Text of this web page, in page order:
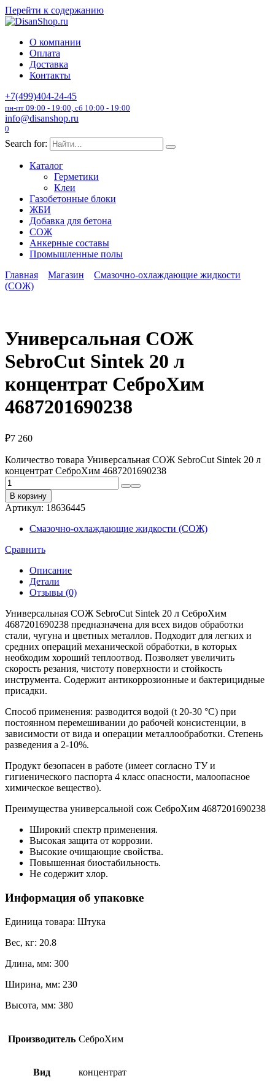
Перейти к содержанию
О компании
Оплата
Доставка
Контакты
+7(499)404-24-45
пн-пт 09:00 - 19:00, сб 10:00 - 19:00
info@disanshop.ru
0
Search for:
Каталог
Герметики
Клеи
Газобетонные блоки
ЖБИ
Добавка для бетона
СОЖ
Анкерные составы
Промышленные полы
Главная
Магазин
Смазочно-охлаждающие жидкости
(СОЖ)
Универсальная СОЖ
SebroCut Sintek 20 л
концентрат СеброХим
4687201690238
₽7 260
Количество товара Универсальная СОЖ SebroCut Sintek 20 л
концентрат СеброХим 4687201690238
В корзину
Артикул: 18636445
Смазочно-охлаждающие жидкости (СОЖ)
Сравнить
Описание
Детали
Отзывы (0)
Универсальная СОЖ SebroCut Sintek 20 л СеброХим
4687201690238 предназначена для всех видов обработки
стали, чугуна и цветных металлов. Подходит для легких и
средних операций механической обработки, в которых
необходим хороший теплоотвод. Позволяет увеличить
скорость резания, чистоту поверхности и стойкость
инструмента. Содержит антикоррозионные и бактерицидные
присадки.
Способ применения: разводится водой (t 20-30 °С) при
постоянном перемешивании до рабочей консистенции, в
зависимости от вида и операции металлообработки. Степень
разведения а 2-10%.
Продукт безопасен в работе (имеет согласно ТУ и
гигиенического паспорта 4 класс опасности, малоопасное
химическое вещество).
Преимущества универсальной сож СеброХим 4687201690238
Широкий спектр применения.
Высокая защита от коррозии.
Высокие очищающие свойства.
Повышенная биостабильность.
Не содержит хлор.
Информация об упаковке
Единица товара: Штука
Вес, кг: 20.8
Длина, мм: 300
Ширина, мм: 230
Высота, мм: 380
Производитель СеброХим
Вид концентрат